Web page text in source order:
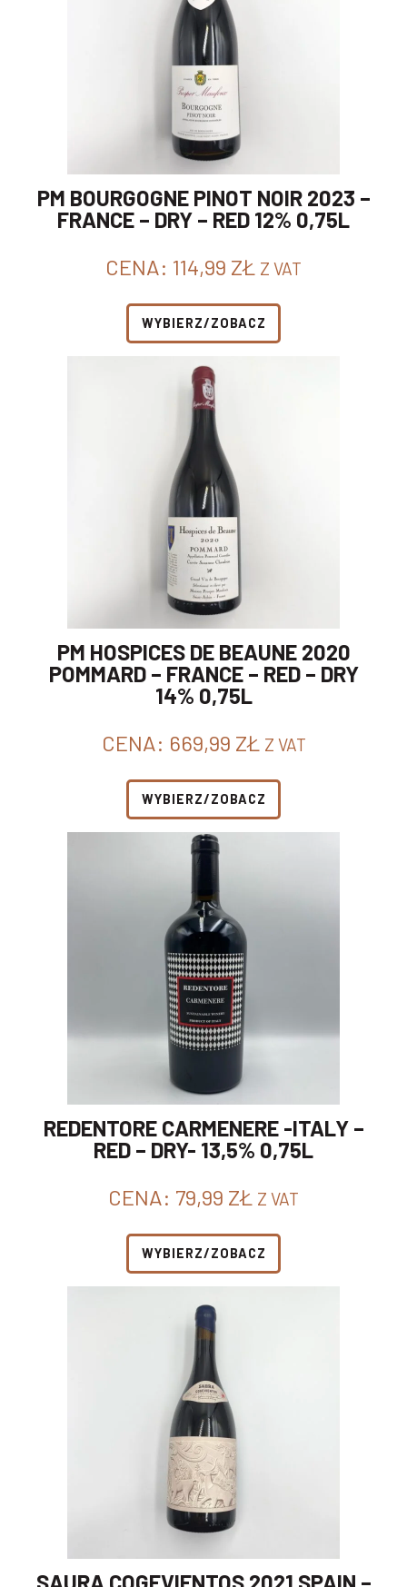
PM BOURGOGNE PINOT NOIR 2023 –
FRANCE – DRY – RED 12% 0,75L
CENA: 114,99 ZŁ Z VAT
WYBIERZ/ZOBACZ
PM HOSPICES DE BEAUNE 2020
POMMARD – FRANCE – RED – DRY
14% 0,75L
CENA: 669,99 ZŁ Z VAT
WYBIERZ/ZOBACZ
REDENTORE CARMENERE -ITALY –
RED – DRY- 13,5% 0,75L
CENA: 79,99 ZŁ Z VAT
WYBIERZ/ZOBACZ
SAURA COGEVIENTOS 2021 SPAIN –